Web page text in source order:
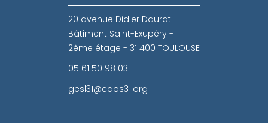
20 avenue Didier Daurat -
Bâtiment Saint-Exupéry -
2ème étage - 31 400 TOULOUSE
05 61 50 98 03
gesl31@cdos31.org